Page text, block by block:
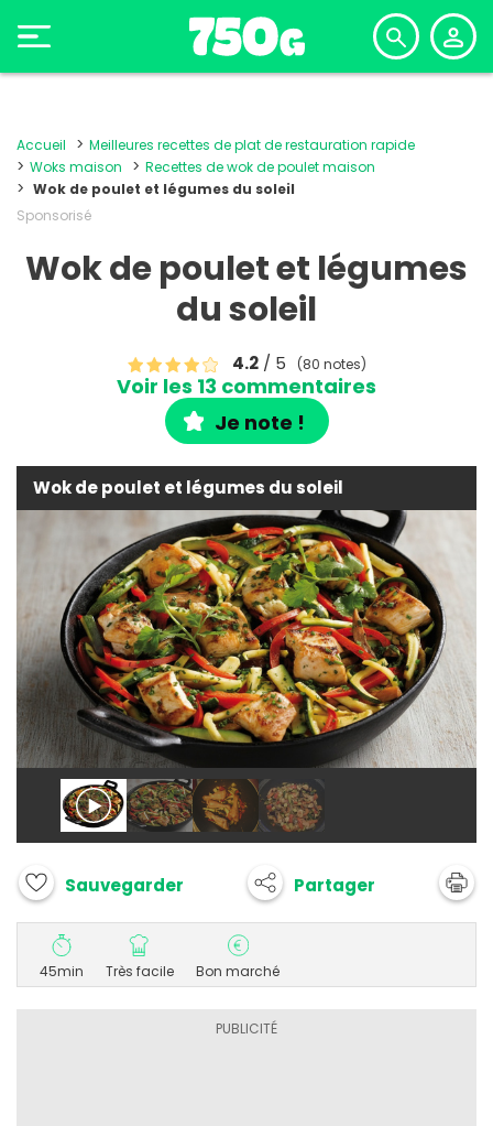
Accueil
Meilleures recettes de plat de restauration rapide
Woks maison
Recettes de wok de poulet maison
Wok de poulet et légumes du soleil
Sponsorisé
Wok de poulet et légumes
du soleil
4.2/ 5 (80 notes)
Voir les 13 commentaires
Je note !
Wok de poulet et légumes du soleil
Sauvegarder Partager
45min Très facile Bon marché